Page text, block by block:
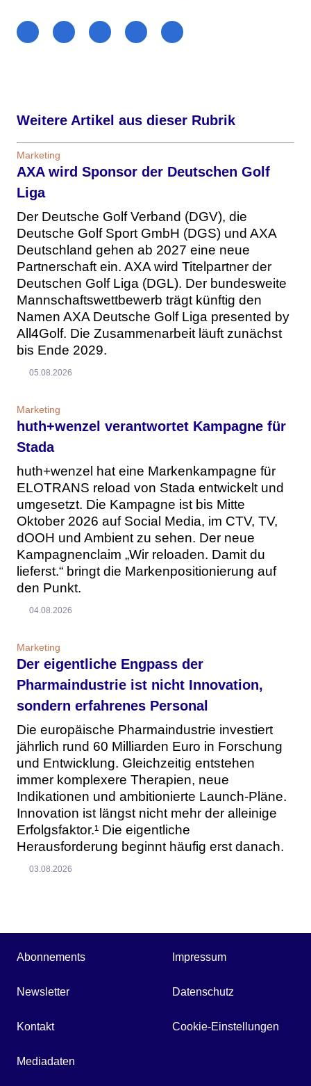
Weitere Artikel aus dieser Rubrik
Marketing
AXA wird Sponsor der Deutschen Golf
Liga
Der Deutsche Golf Verband (DGV), die
Deutsche Golf Sport GmbH (DGS) und AXA
Deutschland gehen ab 2027 eine neue
Partnerschaft ein. AXA wird Titelpartner der
Deutschen Golf Liga (DGL). Der bundesweite
Mannschaftswettbewerb trägt künftig den
Namen AXA Deutsche Golf Liga presented by
All4Golf. Die Zusammenarbeit läuft zunächst
bis Ende 2029.
05.08.2026
Marketing
huth+wenzel verantwortet Kampagne für
Stada
huth+wenzel hat eine Markenkampagne für
ELOTRANS reload von Stada entwickelt und
umgesetzt. Die Kampagne ist bis Mitte
Oktober 2026 auf Social Media, im CTV, TV,
dOOH und Ambient zu sehen. Der neue
Kampagnenclaim „Wir reloaden. Damit du
lieferst.“ bringt die Markenpositionierung auf
den Punkt.
04.08.2026
Marketing
Der eigentliche Engpass der
Pharmaindustrie ist nicht Innovation,
sondern erfahrenes Personal
Die europäische Pharmaindustrie investiert
jährlich rund 60 Milliarden Euro in Forschung
und Entwicklung. Gleichzeitig entstehen
immer komplexere Therapien, neue
Indikationen und ambitionierte Launch-Pläne.
Innovation ist längst nicht mehr der alleinige
Erfolgsfaktor.¹ Die eigentliche
Herausforderung beginnt häufig erst danach.
03.08.2026
Abonnements
Newsletter
Kontakt
Mediadaten
Impressum
Datenschutz
Cookie-Einstellungen